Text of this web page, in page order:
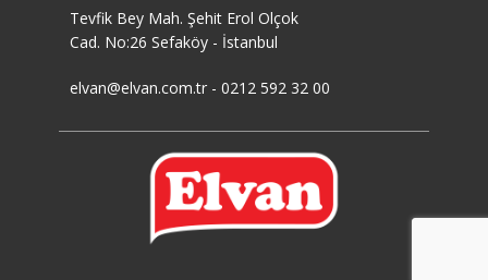
Tevfik Bey Mah. Şehit Erol Olçok
Cad. No:26 Sefaköy - İstanbul
elvan@elvan.com.tr - 0212 592 32 00